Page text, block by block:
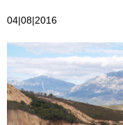
04|08|2016